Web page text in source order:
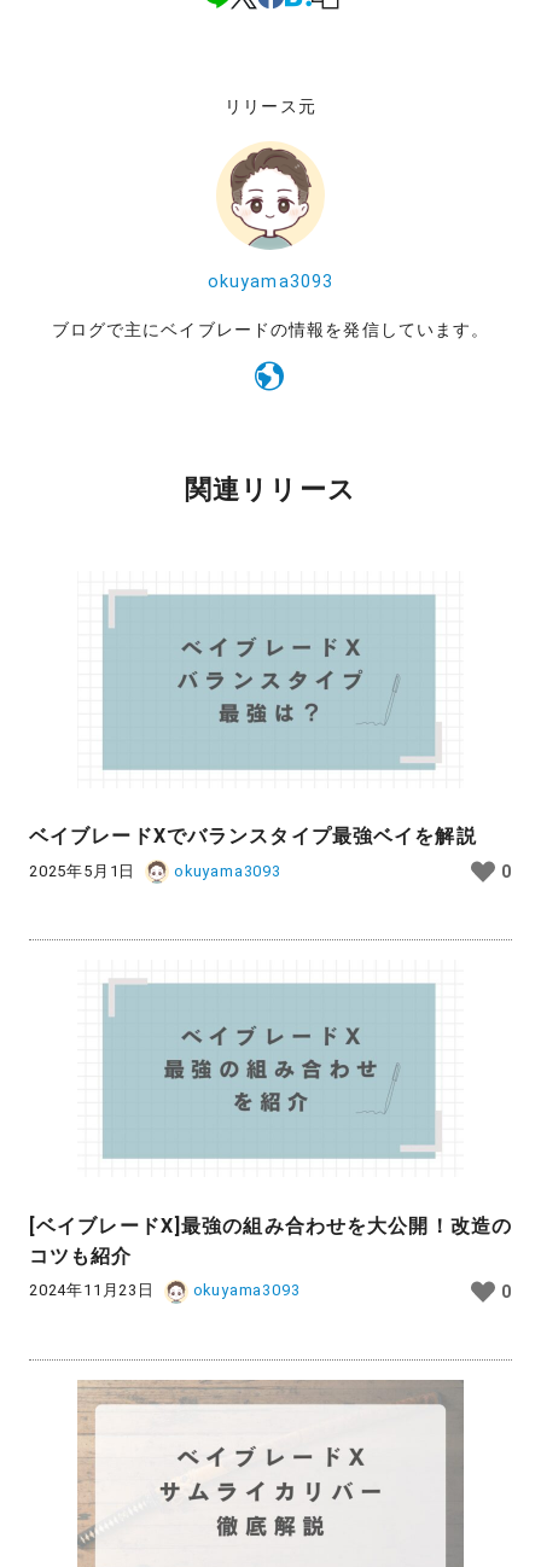
リリース元
okuyama3093
ブログで主にベイブレードの情報を発信しています。
関連リリース
ベイブレードXでバランスタイプ最強ベイを解説
2025年5月1日 okuyama3093 0
[ベイブレードX]最強の組み合わせを大公開！改造の
コツも紹介
2024年11月23日 okuyama3093 0